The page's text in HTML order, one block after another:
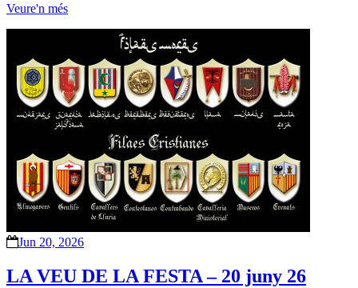
Veure'n més
Jun 20, 2026
LA VEU DE LA FESTA – 20 juny 26